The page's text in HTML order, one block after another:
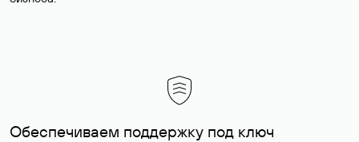
Обеспечиваем поддержку под ключ